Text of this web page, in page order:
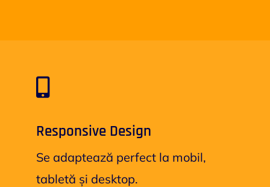
Responsive Design
Se adaptează perfect la mobil,
tabletă și desktop.